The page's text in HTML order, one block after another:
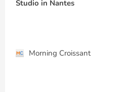
Studio in Nantes
Morning Croissant